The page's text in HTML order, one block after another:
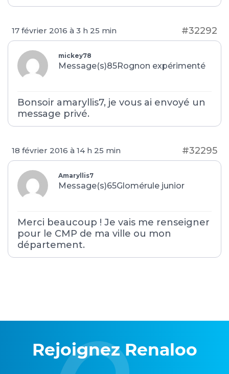
17 février 2016 à 3 h 25 min #32292
mickey78
Message(s)85Rognon expérimenté
Bonsoir amaryllis7, je vous ai envoyé un
message privé.
18 février 2016 à 14 h 25 min #32295
Amaryllis7
Message(s)65Glomérule junior
Merci beaucoup ! Je vais me renseigner
pour le CMP de ma ville ou mon
département.
Rejoignez Renaloo